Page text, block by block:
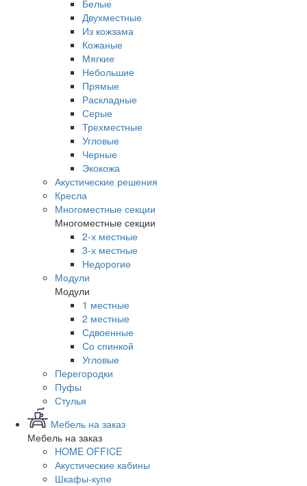
Белые
Двухместные
Из кожзама
Кожаные
Мягкие
Небольшие
Прямые
Раскладные
Серые
Трехместные
Угловые
Черные
Экокожа
Акустические решения
Кресла
Многоместные секции
Многоместные секции
2-х местные
3-х местные
Недорогие
Модули
Модули
1 местные
2 местные
Сдвоенные
Со спинкой
Угловые
Перегородки
Пуфы
Стулья
Мебель на заказ
Мебель на заказ
HOME OFFICE
Акустические кабины
Шкафы-купе